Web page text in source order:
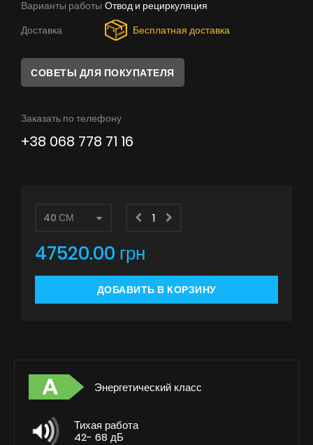
Советы
Инструкции
Варианты работы Отвод и рециркуляция
Доставка
Бесплатная доставка
СОВЕТЫ ДЛЯ ПОКУПАТЕЛЯ
Заказать по телефону
+38 068 778 71 16
47520.00 грн
ДОБАВИТЬ В КОРЗИНУ
Энергетический класс
Тихая работа
42- 68 дБ